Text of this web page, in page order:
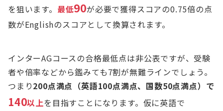
を狙います。 最低90が必要で獲得スコアの0.75倍の点
数がEnglishのスコアとして換算されます。
インターAGコースの合格最低点は非公表ですが、受験
者や倍率などから鑑みても7割が無難ラインでしょう。
つまり200点満点（英語100点満点、国数50点満点）で
140以上を目指すことになります。仮に英語で